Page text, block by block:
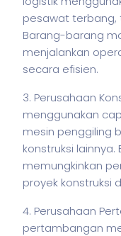
pesawat terbang,
Barang-barang
menjalankan
secara efisien.
3. Perusahaan
menggunakan
mesin penggiling
konstruksi
memungkinkan
proyek konstruksi
4. Perusahaan
pertambangan